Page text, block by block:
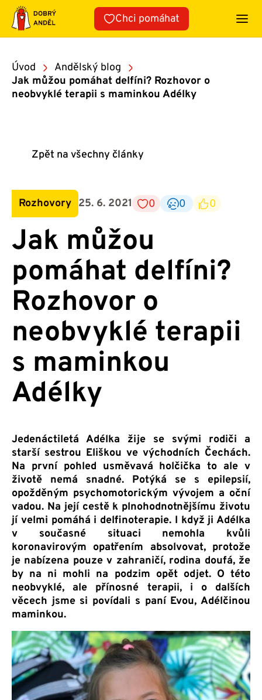
Přeskočit
obsah
Chci pomáhat
Úvod
Andělský blog
Jak můžou pomáhat delfíni? Rozhovor o
neobvyklé terapii s maminkou Adélky
Zpět na všechny články
Rozhovory 25. 6. 2021 0 0 0
Jak můžou
pomáhat delfíni?
Rozhovor o
neobvyklé terapii
s maminkou
Adélky
Jedenáctiletá Adélka žije se svými rodiči a
starší sestrou Eliškou ve východních Čechách.
Na první pohled usměvavá holčička to ale v
životě nemá snadné. Potýká se s epilepsií,
opožděným psychomotorickým vývojem a oční
vadou. Na její cestě k plnohodnotnějšímu životu
jí velmi pomáhá i delfinoterapie. I když ji Adélka
v současné situaci nemohla kvůli
koronavirovým opatřením absolvovat, protože
je nabízena pouze v zahraničí, rodina doufá, že
by na ni mohli na podzim opět odjet. O této
neobvyklé, ale přínosné terapii, i o dalších
věcech jsme si povídali s paní Evou, Adélčinou
maminkou.